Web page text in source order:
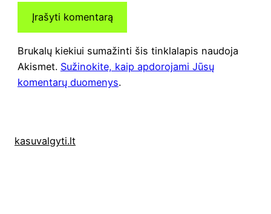
Brukalų kiekiui sumažinti šis tinklalapis naudoja
Akismet. Sužinokite, kaip apdorojami Jūsų
komentarų duomenys.
kasuvalgyti.lt